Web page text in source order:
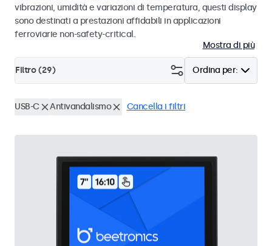
vibrazioni, umidità e variazioni di temperatura, questi display
sono destinati a prestazioni affidabili in applicazioni
ferroviarie non-safety-critical.
Mostra di più
Ordina per:
Filtro (29)
USB-C Antivandalismo Cancella i filtri